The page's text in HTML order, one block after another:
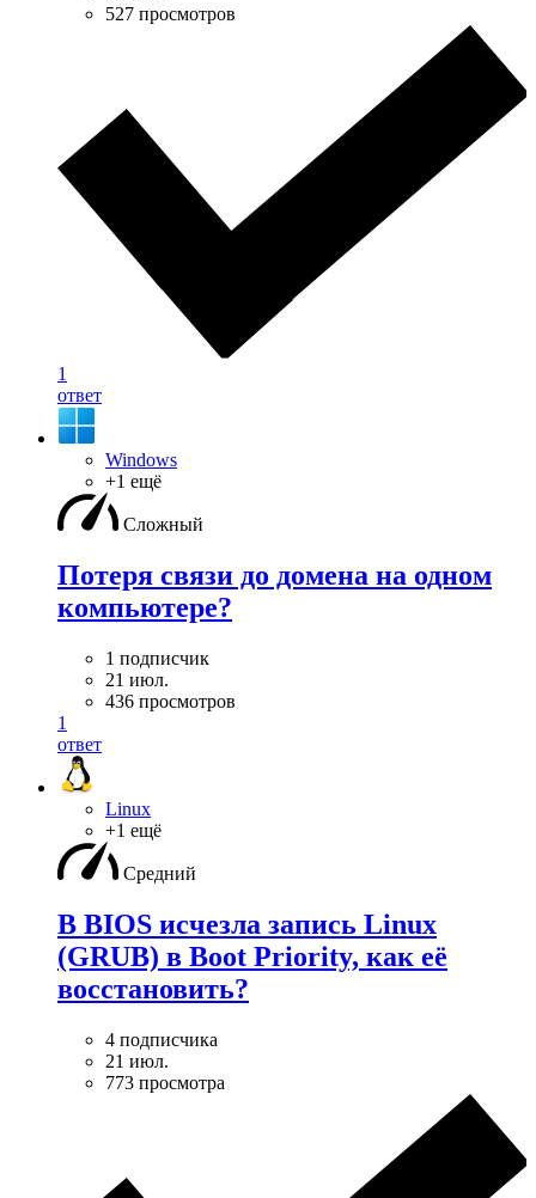
527 просмотров
1
ответ
Windows
+1 ещё
Сложный
Потеря связи до домена на одном
компьютере?
1 подписчик
21 июл.
436 просмотров
1
ответ
Linux
+1 ещё
Средний
В BIOS исчезла запись Linux
(GRUB) в Boot Priority, как её
восстановить?
4 подписчика
21 июл.
773 просмотра